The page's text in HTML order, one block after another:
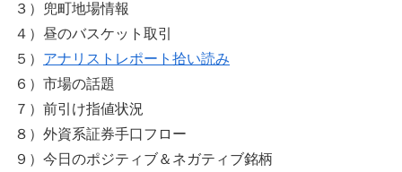
３）兜町地場情報
４）昼のバスケット取引
５） アナリストレポート拾い読み
６）市場の話題
７）前引け指値状況
８）外資系証券手口フロー
９）今日のポジティブ＆ネガティブ銘柄